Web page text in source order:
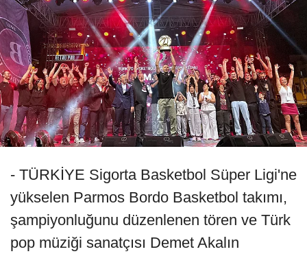
- TÜRKİYE Sigorta Basketbol Süper Ligi'ne
yükselen Parmos Bordo Basketbol takımı,
şampiyonluğunu düzenlenen tören ve Türk
pop müziği sanatçısı Demet Akalın